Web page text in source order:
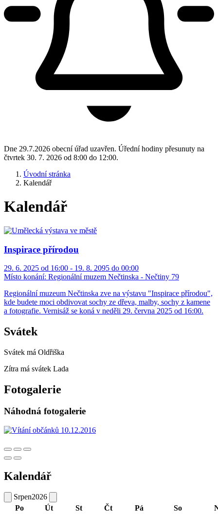
Dne 29.7.2026 obecní úřad uzavřen. Úřední hodiny přesunuty na
čtvrtek 30. 7. 2026 od 8:00 do 12:00.
Úvodní stránka
Kalendář
Kalendář
Inspirace přírodou
29. 6. 2025 od 16:00 - 19. 8. 2095 do 00:00
Místo konání: Regionální muzem Nečtinska - Nečtiny 79
Regionální muzeum Nečtinska zve na výstavu "Inspirace přírodou",
kde budete moci obdivovat sochy ze dřeva, malby, sochy z kamene
a fotografie. Vernisáž se koná v neděli 29. června 2025 od 16:00.
Svátek
Svátek má Oldřiška
Zítra má svátek Lada
Fotogalerie
Náhodná fotogalerie
Kalendář
Srpen2026
Po
Út St Čt Pá So